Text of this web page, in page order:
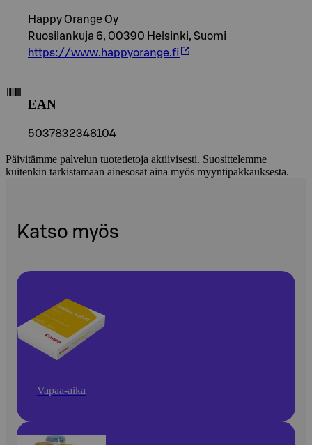
Happy Orange Oy
Ruosilankuja 6, 00390 Helsinki, Suomi
https://www.happyorange.fi
EAN
5037832348104
Päivitämme palvelun tuotetietoja aktiivisesti. Suosittelemme
kuitenkin tarkistamaan ainesosat aina myös myyntipakkauksesta.
Katso myös
Vapaa-aika